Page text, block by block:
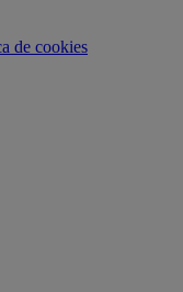
de cookies